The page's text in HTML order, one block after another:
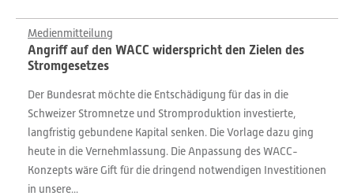
Medienmitteilung
Angriff auf den WACC widerspricht den Zielen des
Stromgesetzes
Der Bundesrat möchte die Entschädigung für das in die
Schweizer Stromnetze und Stromproduktion investierte,
langfristig gebundene Kapital senken. Die Vorlage dazu ging
heute in die Vernehmlassung. Die Anpassung des WACC-
Konzepts wäre Gift für die dringend notwendigen Investitionen
in unsere...